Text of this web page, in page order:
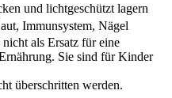
und lichtgeschützt lagern
Immunsystem, Nägel
als Ersatz für eine
Sie sind für Kinder
überschritten werden.